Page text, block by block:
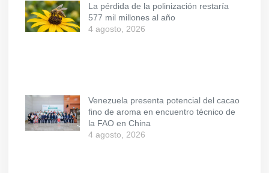
La pérdida de la polinización restaría
577 mil millones al año
4 agosto, 2026
Venezuela presenta potencial del cacao
fino de aroma en encuentro técnico de
la FAO en China
4 agosto, 2026